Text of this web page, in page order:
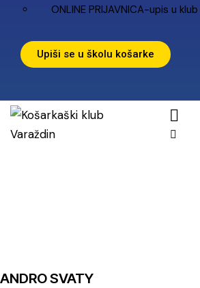
ONLINE PRIJAVNICA-upis u klub
Upiši se u školu košarke
ANDRO SVATY